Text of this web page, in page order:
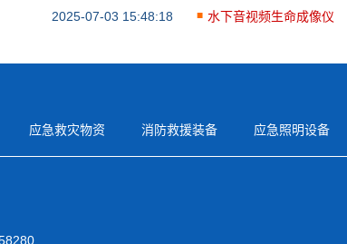
2025-07-03 15:48:18 水下音视频生命成像仪
应急救灾物资 消防救援装备 应急照明设备